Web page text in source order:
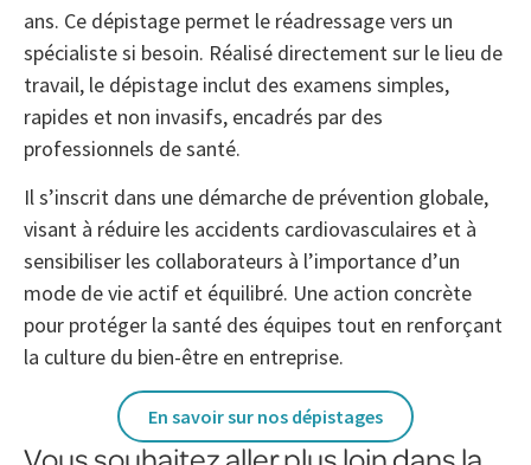
ans. Ce dépistage permet le réadressage vers un
spécialiste si besoin. Réalisé directement sur le lieu de
travail, le dépistage inclut des examens simples,
rapides et non invasifs, encadrés par des
professionnels de santé.
Il s’inscrit dans une démarche de prévention globale,
visant à réduire les accidents cardiovasculaires et à
sensibiliser les collaborateurs à l’importance d’un
mode de vie actif et équilibré. Une action concrète
pour protéger la santé des équipes tout en renforçant
la culture du bien-être en entreprise.
En savoir sur nos dépistages
Vous souhaitez aller plus loin dans la